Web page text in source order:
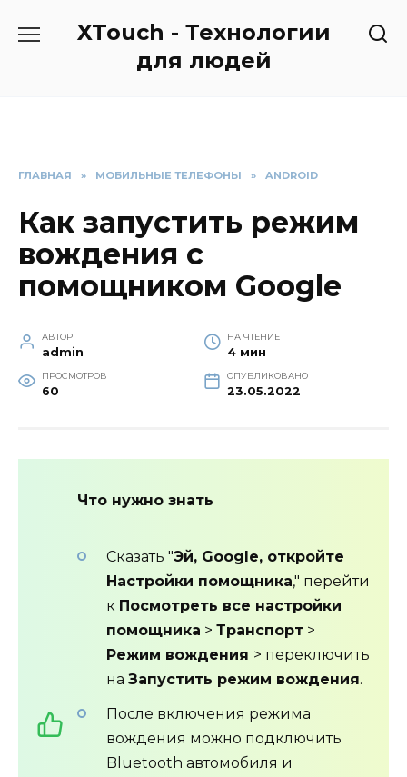
XTouch - Технологии
для людей
ГЛАВНАЯ » МОБИЛЬНЫЕ ТЕЛЕФОНЫ » ANDROID
Как запустить режим
вождения с
помощником Google
АВТОР
admin
НА ЧТЕНИЕ
4 мин
ПРОСМОТРОВ
60
ОПУБЛИКОВАНО
23.05.2022
Что нужно знать
Сказать "Эй, Google, откройте
Настройки помощника," перейти
к Посмотреть все настройки
помощника > Транспорт >
Режим вождения > переключить
на Запустить режим вождения.
После включения режима
вождения можно подключить
Bluetooth автомобиля и